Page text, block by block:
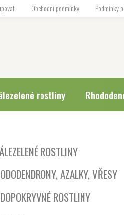
Obchodní podmínky Podmínky
rostliny
ROSTLINY
AZALKY, VŘESY
ROSTLINY